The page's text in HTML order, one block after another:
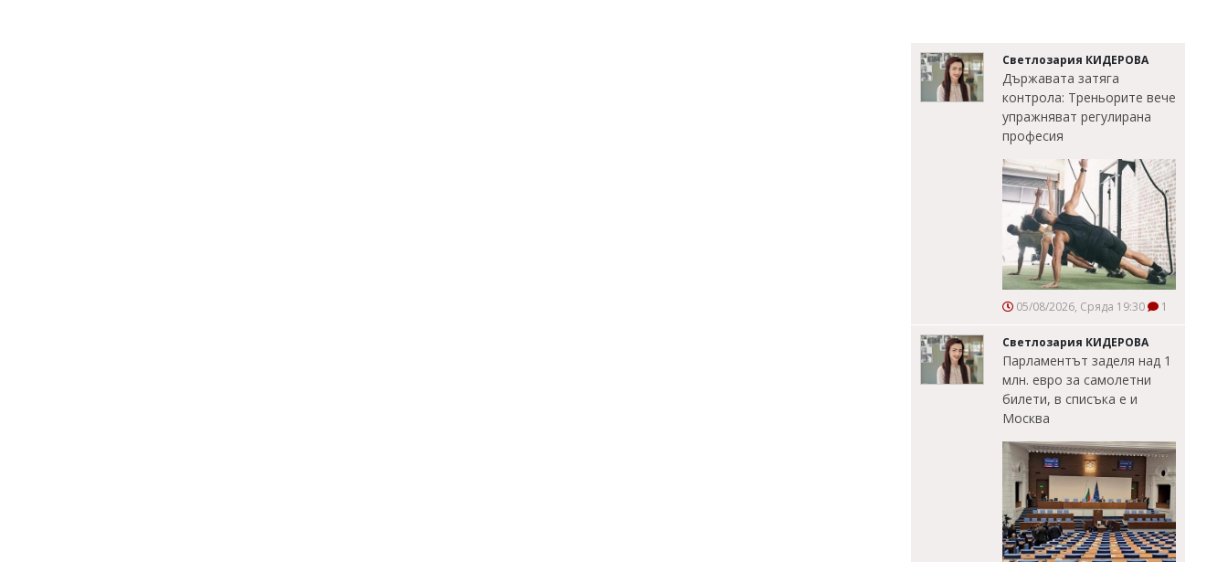
Светлозария КИДЕРОВА
Държавата затяга
контрола: Треньорите вече
упражняват регулирана
професия
05/08/2026, Сряда 19:30 1
Светлозария КИДЕРОВА
Парламентът заделя над 1
млн. евро за самолетни
билети, в списъка е и
Москва